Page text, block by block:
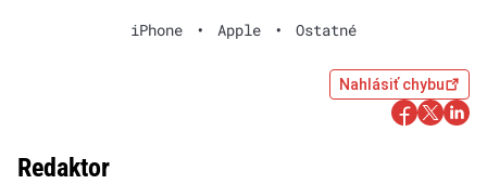
iPhone • Apple • Ostatné
Nahlásiť chybu
Redaktor